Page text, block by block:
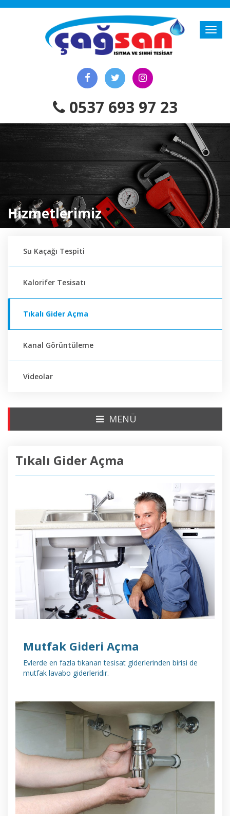
0537 693 97 23
Hizmetlerimiz
Su Kaçağı Tespiti
Kalorifer Tesisatı
Tıkalı Gider Açma
Kanal Görüntüleme
Videolar
MENÜ
Tıkalı Gider Açma
DETAYLI İNCELE
Mutfak Gideri Açma
Evlerde en fazla tıkanan tesisat giderlerinden birisi de
mutfak lavabo giderleridir.
DETAYLI İNCELE